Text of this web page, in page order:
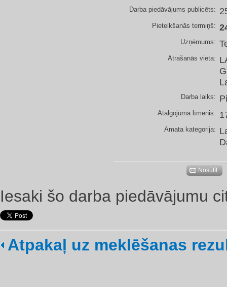
Darba piedāvājums publicēts:
Pieteikšanās termiņš:
Uzņēmums:
Atrašanās vieta:
Darba laiks:
Atalgojuma līmenis:
Amata kategorija:
Nosūtīt
Iesaki šo darba piedāvājumu
Atpakaļ uz meklēšanas